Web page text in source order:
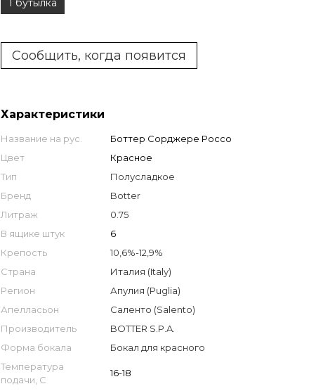
1 бутылка
Сообщить, когда появится
Характеристики
Название на рус.
Боттер Сорджере Россо
Цвет
Красное
Тип
Полусладкое
Бренд
Botter
Литраж
0.75
В ящике штук
6
Крепость
10,6%-12,9%
Страна
Италия (Italy)
Регион
Апулия (Puglia)
Апелласьон
Саленто (Salento)
Производитель
BOTTER S.P.A.
Форма бокала
Бокал для красного
Температура
подачи, С
16-18